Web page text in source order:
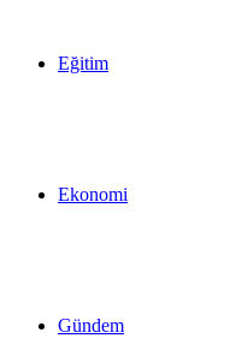
Eğitim
Ekonomi
Gündem